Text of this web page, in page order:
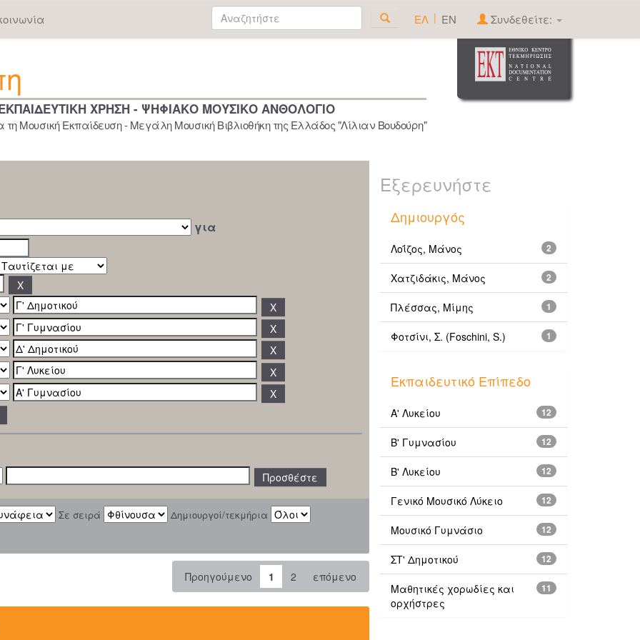
ΕΛ | EN Συνδεθείτε:
ΧΡΗΣΗ - ΨΗΦΙΑΚΟ ΜΟΥΣΙΚΟ ΑΝΘΟΛΟΓΙΟ
Μουσική Εκπαίδευση - Μεγάλη Μουσική Βιβλιοθήκη της Ελλάδος "Λίλιαν Βουδούρη"
για
Σε σειρά Δημιουργοί/τεκμήρια
Προηγούμενο 1 2 επόμενο
Εξερευνήστε
Δημιουργός
2
Λοΐζος, Μάνος
2
Χατζιδάκις, Μάνος
1
Πλέσσας, Μίμης
1
Φοτσίνι, Σ. (Foschini, S.)
Εκπαιδευτικό Επίπεδο
12
Α' Λυκείου
12
Β' Γυμνασίου
12
Β' Λυκείου
12
Γενικό Μουσικό Λύκειο
12
Μουσικό Γυμνάσιο
12
ΣΤ' Δημοτικού
11
Μαθητικές χορωδίες και
ορχήστρες